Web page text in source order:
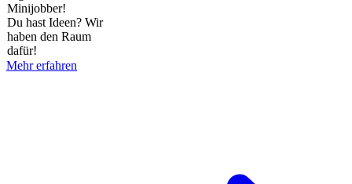
Minijobber!
Du hast Ideen? Wir
haben den Raum
dafür!
Mehr erfahren